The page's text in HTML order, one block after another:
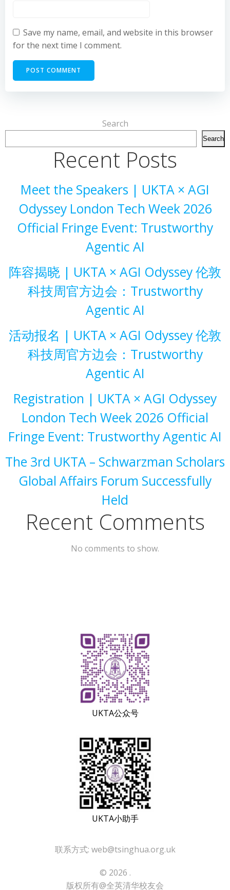
Save my name, email, and website in this browser
for the next time I comment.
Search
Search
Recent Posts
Meet the Speakers | UKTA × AGI
Odyssey London Tech Week 2026
Official Fringe Event: Trustworthy
Agentic AI
阵容揭晓 | UKTA × AGI Odyssey 伦敦
科技周官方边会：Trustworthy
Agentic AI
活动报名 | UKTA × AGI Odyssey 伦敦
科技周官方边会：Trustworthy
Agentic AI
Registration | UKTA × AGI Odyssey
London Tech Week 2026 Official
Fringe Event: Trustworthy Agentic AI
The 3rd UKTA – Schwarzman Scholars
Global Affairs Forum Successfully
Held
Recent Comments
No comments to show.
UKTA公众号
UKTA小助手
联系方式: web@tsinghua.org.uk
© 2026 .
版权所有@全英清华校友会